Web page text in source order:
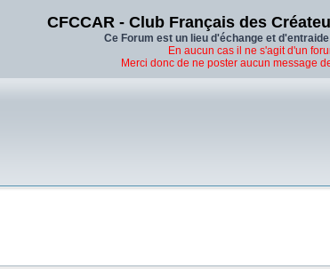
CFCCAR - Club Français des
Ce Forum est un lieu d'échange et
En aucun cas il ne s'agit d'un
Merci donc de ne poster aucun message